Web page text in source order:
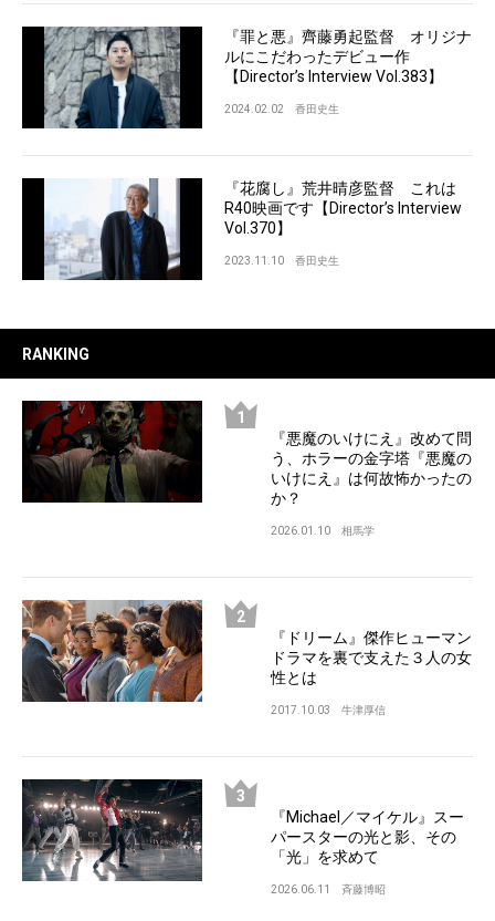
『罪と悪』齊藤勇起監督 オリジナ
ルにこだわったデビュー作
【Director’s Interview Vol.383】
2024.02.02 香田史生
『花腐し』荒井晴彦監督 これは
R40映画です【Director’s Interview
Vol.370】
2023.11.10 香田史生
RANKING
『悪魔のいけにえ』改めて問
う、ホラーの金字塔『悪魔の
いけにえ』は何故怖かったの
か？
2026.01.10 相馬学
『ドリーム』傑作ヒューマン
ドラマを裏で支えた３人の女
性とは
2017.10.03 牛津厚信
『Michael／マイケル』スー
パースターの光と影、その
「光」を求めて
2026.06.11 斉藤博昭